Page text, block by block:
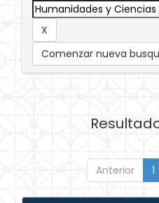
Comenzar nueva
Anterior 1